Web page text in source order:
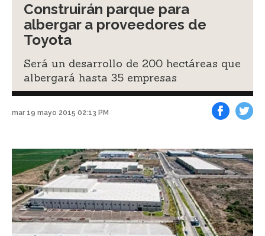
Construirán parque para
albergar a proveedores de
Toyota
Será un desarrollo de 200 hectáreas que
albergará hasta 35 empresas
mar 19 mayo 2015 02:13 PM